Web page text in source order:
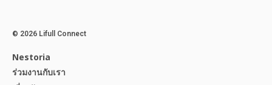
© 2026 Lifull Connect
Nestoria
ร่วมงานกับเรา